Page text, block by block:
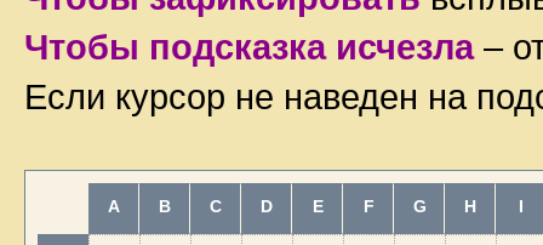
Чтобы подсказка исчезла–
Если курсор не наведен на
A B C D E F G H I